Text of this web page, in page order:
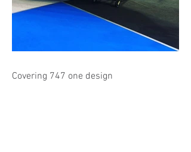
Covering 747 one design